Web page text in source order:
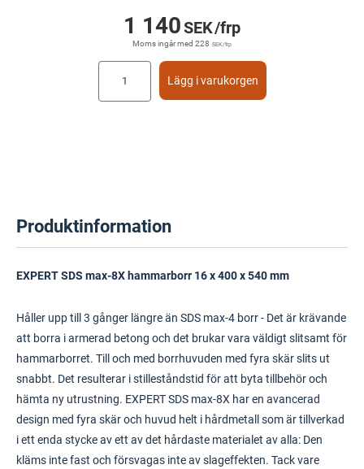
1 140SEK/frp
Moms ingår med 228 SEK/frp
Lägg i varukorgen
Produktinformation
EXPERT SDS max-8X hammarborr 16 x 400 x 540 mm
Håller upp till 3 gånger längre än SDS max-4 borr - Det är krävande
att borra i armerad betong och det brukar vara väldigt slitsamt för
hammarborret. Till och med borrhuvuden med fyra skär slits ut
snabbt. Det resulterar i stilleståndstid för att byta tillbehör och
hämta ny utrustning. EXPERT SDS max-8X har en avancerad
design med fyra skär och huvud helt i hårdmetall som är tillverkad
i ett enda stycke av ett av det hårdaste materialet av alla: Den
kläms inte fast och försvagas inte av slageffekten. Tack vare